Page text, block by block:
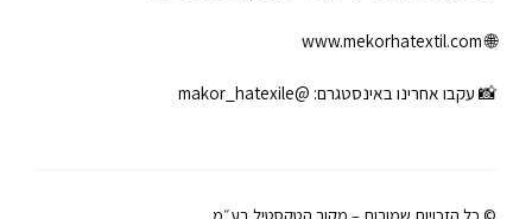
🌐
www.mekorhatextil.com
📸 עקבו אחרינו באינסטגרם: @makor_hatexile